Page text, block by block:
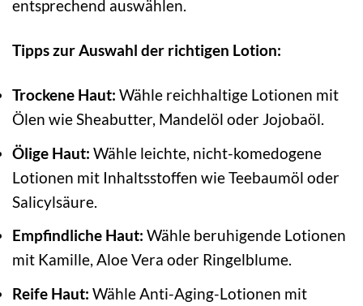
entsprechend auswählen.
Tipps zur Auswahl der richtigen Lotion:
Trockene Haut: Wähle reichhaltige Lotionen mit
Ölen wie Sheabutter, Mandelöl oder Jojobaöl.
Ölige Haut: Wähle leichte, nicht-komedogene
Lotionen mit Inhaltsstoffen wie Teebaumöl oder
Salicylsäure.
Empfindliche Haut: Wähle beruhigende Lotionen
mit Kamille, Aloe Vera oder Ringelblume.
Reife Haut: Wähle Anti-Aging-Lotionen mit